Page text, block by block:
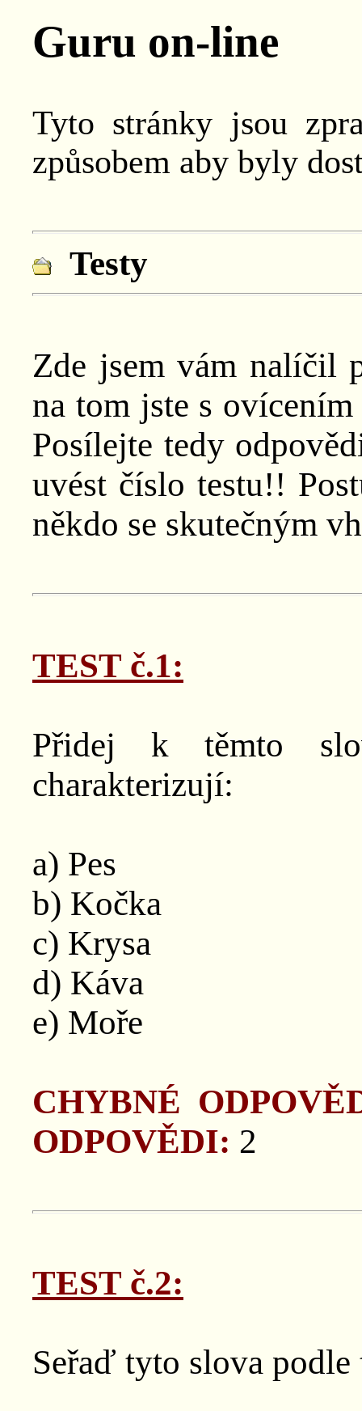
Guru on-line
Tyto stránky jsou
způsobem aby byly
Testy
Zde jsem vám nalíčil
na tom jste s
Posílejte tedy
uvést číslo testu!!
někdo se skutečným
TEST č.1:
Přidej k těmto
charakterizují:
a) Pes
b) Kočka
c) Krysa
d) Káva
e) Moře
CHYBNÉ
ODPOVĚDI: 2
TEST č.2:
Seřaď tyto slova